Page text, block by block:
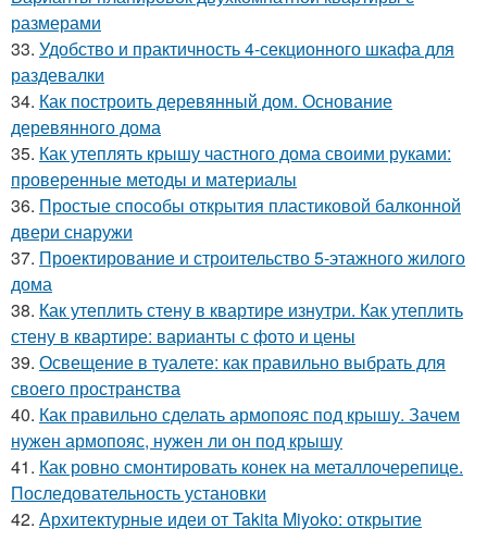
размерами
33. Удобство и практичность 4-секционного шкафа для
раздевалки
34. Как построить деревянный дом. Основание
деревянного дома
35. Как утеплять крышу частного дома своими руками:
проверенные методы и материалы
36. Простые способы открытия пластиковой балконной
двери снаружи
37. Проектирование и строительство 5-этажного жилого
дома
38. Как утеплить стену в квартире изнутри. Как утеплить
стену в квартире: варианты с фото и цены
39. Освещение в туалете: как правильно выбрать для
своего пространства
40. Как правильно сделать армопояс под крышу. Зачем
нужен армопояс, нужен ли он под крышу
41. Как ровно смонтировать конек на металлочерепице.
Последовательность установки
42. Архитектурные идеи от Takita Miyoko: открытие